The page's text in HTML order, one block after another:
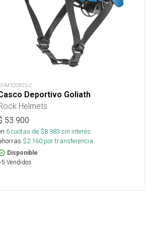
C
Deportivo Goliath
Helmets
53.900
6cuotas de $8.983 sin interés
$2.160 por transferencia.
Disponible
Vendidos